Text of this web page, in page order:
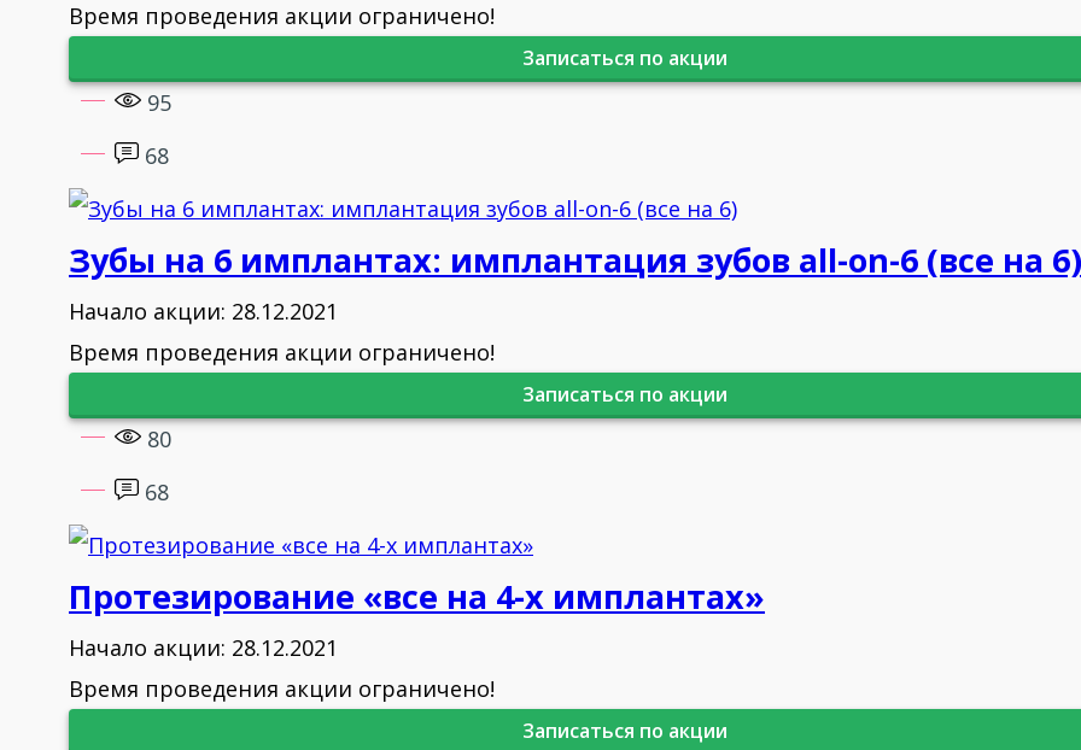
Время проведения акции ограничено!
Записаться по акции
95
68
Зубы на 6 имплантах: имплантация зубов all-on-6 (все на 6)
Начало акции: 28.12.2021
Время проведения акции ограничено!
Записаться по акции
80
68
Протезирование «все на 4-х имплантах»
Начало акции: 28.12.2021
Время проведения акции ограничено!
Записаться по акции